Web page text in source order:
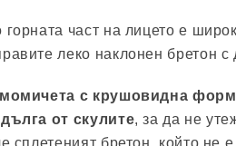
горната част на лицето е
леко наклонен бретон с
с крушовидна
от скулите, за да не
сплетеният бретон, който не